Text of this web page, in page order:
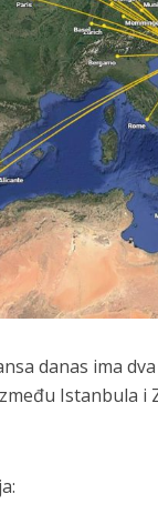
danas ima
Istanbula